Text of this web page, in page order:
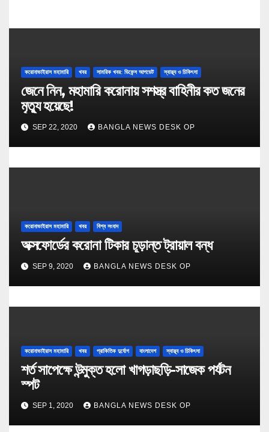
করোনাভাইরাস মহামারি খবর সামরিক খবর: ডিফেন্স আপডেট স্বাস্থ্য ও চিকিৎসা
জেনে নিন, মহামারি করোনায় সশস্ত্র বাহিনীর কত জনের
মৃত্যু হয়েছে!
SEP 22, 2020 BANGLA NEWS DESK OP
করোনাভাইরাস মহামারি খবর বিশ্ব সংবাদ
অক্সফোর্ডের করোনা টিকার চূড়ান্ত ট্রায়াল বন্ধ
SEP 9, 2020 BANGLA NEWS DESK OP
করোনাভাইরাস মহামারি খবর প্রাকিতিক দুর্যোগ বাংলাদেশ স্বাস্থ্য ও চিকিৎসা
শর্ত সাপেক্ষে উন্মুক্ত হলো খাগড়াছড়ি-সাজেক পর্যটন
স্পট
SEP 1, 2020 BANGLA NEWS DESK OP